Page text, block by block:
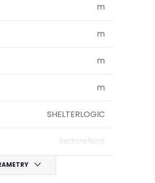
m
m
m
m
SHELTERLOGIC
šedozelená